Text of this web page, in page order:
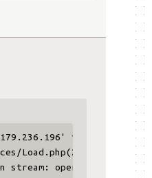
in /home/
Load.php(2272) :
operation failed